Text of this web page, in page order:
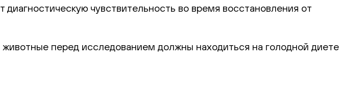
чувствительность во время восстановления от
перед исследованием должны находиться на голодной диете